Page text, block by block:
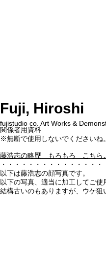
Fuji, Hiroshi
fujistudio co. Art Works &
関係者用資料
※無断で使用しないでくださいね
藤浩志の略歴 もろもろ こちらよ
・・・・・・・・・・・・・・
以下は藤浩志の顔写真です。
以下の写真、適当に加工してご使
結構古いのもありますが、ウケ狙